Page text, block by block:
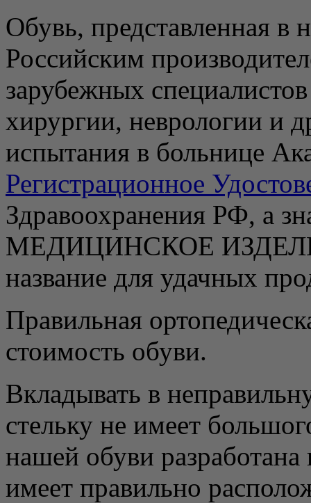
Обувь, представленная в
Российским
зарубежных
хирургии, неврологии и
испытания в больнице
Регистрационное
Здравоохранения РФ, а
МЕДИЦИНСКОЕ ИЗДЕЛИЕ,
название для удачных
Правильная
стоимость обуви.
Вкладывать в
стельку не имеет
нашей обуви
имеет правильно